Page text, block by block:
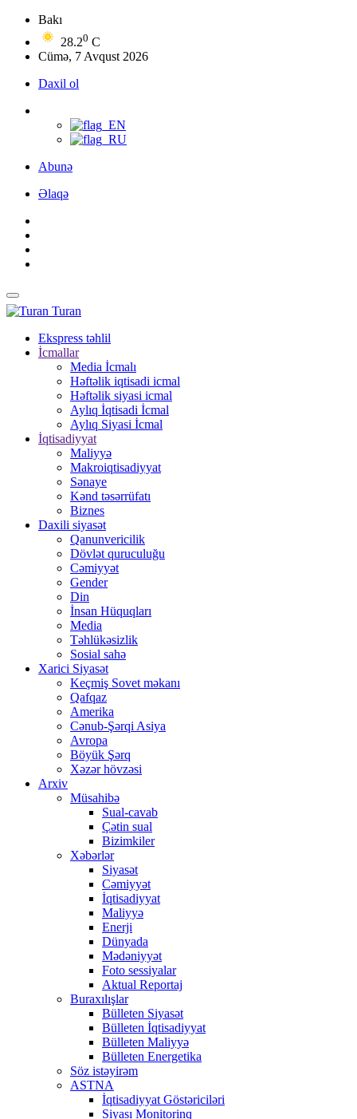
Bakı
28.20 C
Cümə, 7 Avqust 2026
Daxil ol
Abunə
Əlaqə
Turan
Ekspress təhlil
İcmallar
Media İcmalı
Həftəlik iqtisadi icmal
Həftəlik siyasi icmal
Aylıq İqtisadi İcmal
Aylıq Siyasi İcmal
İqtisadiyyat
Maliyyə
Makroiqtisadiyyat
Sənaye
Kənd təsərrüfatı
Biznes
Daxili siyasət
Qanunvericilik
Dövlət quruculuğu
Cəmiyyət
Gender
Din
İnsan Hüquqları
Media
Təhlükəsizlik
Sosial sahə
Xarici Siyasət
Keçmiş Sovet məkanı
Qafqaz
Amerika
Cənub-Şərqi Asiya
Avropa
Böyük Şərq
Xəzər hövzəsi
Arxiv
Müsahibə
Sual-cavab
Çətin sual
Bizimkiler
Xəbərlər
Siyasət
Cəmiyyət
İqtisadiyyat
Maliyyə
Enerji
Dünyada
Mədəniyyət
Foto sessiyalar
Aktual Reportaj
Buraxılışlar
Bülleten Siyasət
Bülleten İqtisadiyyat
Bülleten Maliyyə
Bülleten Energetika
Söz istəyirəm
ASTNA
İqtisadiyyat Göstəriciləri
Siyası Monitorinq